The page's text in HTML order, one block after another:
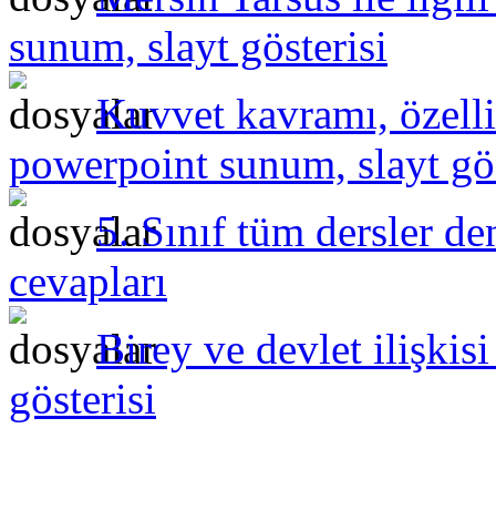
sunum, slayt gösterisi
Kuvvet kavramı,
powerpoint sunum, slayt
5. Sınıf tüm dersler
cevapları
Birey ve devlet
gösterisi